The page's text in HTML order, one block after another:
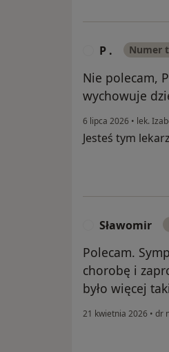
P . Numer
Nie polecam,
wychowuje
6 lipca 2026 • lek.
Jesteś tym
Sławomir
Polecam.
chorobę i
było więcej
21 kwietnia 2026 • dr